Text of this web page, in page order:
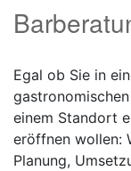
Egal ob Sie in
einem Standort
eröffnen wollen:
Planung,